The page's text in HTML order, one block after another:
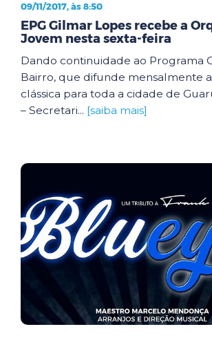
09/11/2017, às 8:50
EPG Gilmar Lopes recebe a
Jovem nesta sexta-feira
Dando continuidade ao Programa
Bairro, que difunde mensalmente
clássica para toda a cidade de
– Secretari... [saiba mais]